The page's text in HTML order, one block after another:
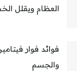
العظام ويقلل
فوائد فوار
والجسم